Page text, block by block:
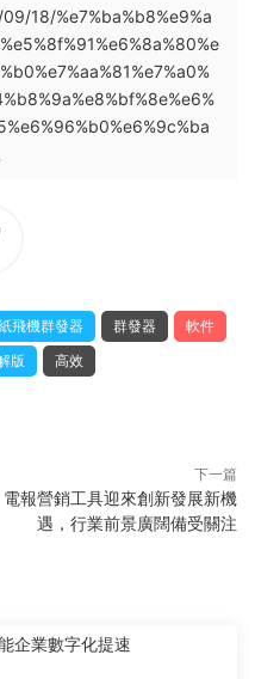
18/%e7%ba%b8%e9%a
飛機群發器 群發器
軟件
版 高效
下一篇
電報營銷工具迎來創新發展新機
遇，行業前景廣闊備受關注
企業數字化提速